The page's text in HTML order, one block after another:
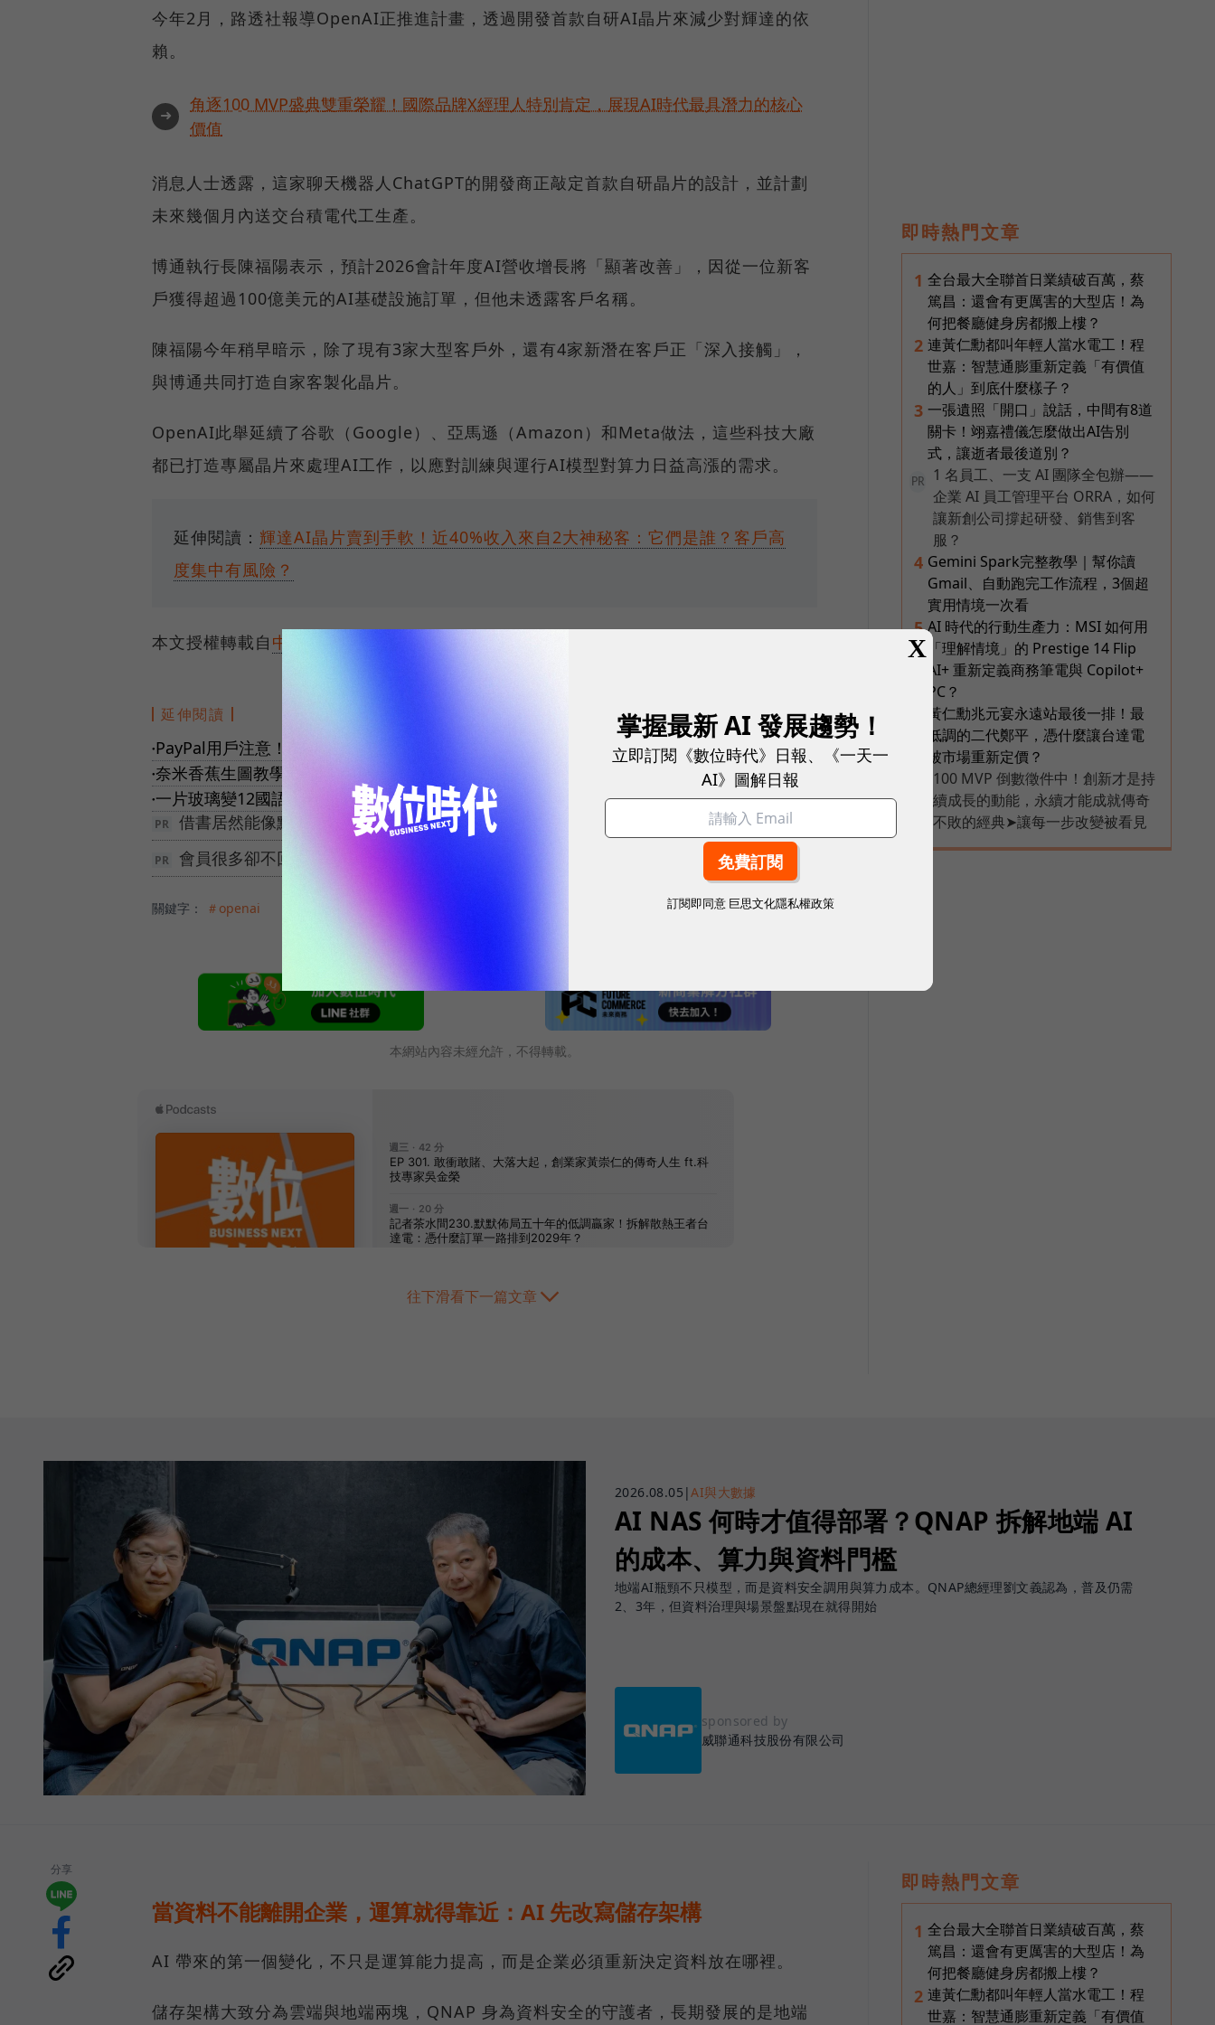
今年2月，路透社報導OpenAI正推進計畫，透過開發首款自研AI晶片來減少對輝達的依
賴。
➜
角逐100 MVP盛典雙重榮耀！國際品牌X經理人特別肯定，展現AI時代最具潛力的核心
價值
消息人士透露，這家聊天機器人ChatGPT的開發商正敲定首款自研晶片的設計，並計劃
未來幾個月內送交台積電代工生產。
博通執行長陳福陽表示，預計2026會計年度AI營收增長將「顯著改善」，因從一位新客
戶獲得超過100億美元的AI基礎設施訂單，但他未透露客戶名稱。
陳福陽今年稍早暗示，除了現有3家大型客戶外，還有4家新潛在客戶正「深入接觸」，
與博通共同打造自家客製化晶片。
OpenAI此舉延續了谷歌（Google）、亞馬遜（Amazon）和Meta做法，這些科技大廠
都已打造專屬晶片來處理AI工作，以應對訓練與運行AI模型對算力日益高漲的需求。
延伸閱讀： 輝達AI晶片賣到手軟！近40%收入來自2大神秘客：它們是誰？客戶高
度集中有風險？
本文授權轉載自 中央社
延伸閱讀
● PayPal用戶注意！可免費領「一年Perplexity Pro訂閱」，7步驟教學一次看
● 奈米香蕉生圖教學｜超擬真3D公仔如何一鍵生成？「3大步驟＋AI指令」大公開
● 一片玻璃變12國語言翻譯神器！台灣小新創打進最難日本市場
借書居然能像點外送一樣快？台中市政府用 AI 智慧物流讓全城圖書動起來
會員很多卻不回購？10/14 電通高階顧問教你把「沉睡名單」變成「千萬營收」🔥
關鍵字： ＃openai
本網站內容未經允許，不得轉載。
往下滑看下一篇文章
即時熱門文章
1 全台最大全聯首日業績破百萬，蔡
篤昌：還會有更厲害的大型店！為
何把餐廳健身房都搬上樓？
2 連黃仁勳都叫年輕人當水電工！程
世嘉：智慧通膨重新定義「有價值
的人」到底什麼樣子？
3 一張遺照「開口」說話，中間有8道
關卡！翊嘉禮儀怎麼做出AI告別
式，讓逝者最後道別？
PR
1 名員工、一支 AI 團隊全包辦——
企業 AI 員工管理平台 ORRA，如何
讓新創公司撐起研發、銷售到客
服？
4 Gemini Spark完整教學｜幫你讀
Gmail、自動跑完工作流程，3個超
實用情境一次看
5 AI 時代的行動生產力：MSI 如何用
「理解情境」的 Prestige 14 Flip
AI+ 重新定義商務筆電與 Copilot+
PC？
黃仁勳兆元宴永遠站最後一排！最
低調的二代鄭平，憑什麼讓台達電
被市場重新定價？
100 MVP 倒數徵件中！創新才是持
續成長的動能，永續才能成就傳奇
不敗的經典➤讓每一步改變被看見
2026.08.05 |AI與大數據
AI NAS 何時才值得部署？QNAP 拆解地端 AI
的成本、算力與資料門檻
地端AI瓶頸不只模型，而是資料安全調用與算力成本。QNAP總經理劉文義認為，普及仍需
2、3年，但資料治理與場景盤點現在就得開始
sponsored by
威聯通科技股份有限公司
分享
當資料不能離開企業，運算就得靠近：AI 先改寫儲存架構
AI 帶來的第一個變化，不只是運算能力提高，而是企業必須重新決定資料放在哪裡。
儲存架構大致分為雲端與地端兩塊，QNAP 身為資料安全的守護者，長期發展的是地端
即時熱門文章
1 全台最大全聯首日業績破百萬，蔡
篤昌：還會有更厲害的大型店！為
何把餐廳健身房都搬上樓？
2 連黃仁勳都叫年輕人當水電工！程
世嘉：智慧通膨重新定義「有價值
X
掌握最新 AI 發展趨勢！
立即訂閱《數位時代》日報、《一天一
AI》圖解日報
訂閱即同意 巨思文化隱私權政策